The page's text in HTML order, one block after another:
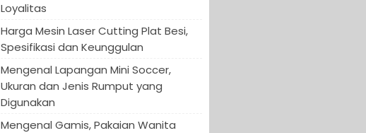
Loyalitas
Harga Mesin Laser Cutting Plat Besi,
Spesifikasi dan Keunggulan
Mengenal Lapangan Mini Soccer,
Ukuran dan Jenis Rumput yang
Digunakan
Mengenal Gamis, Pakaian Wanita